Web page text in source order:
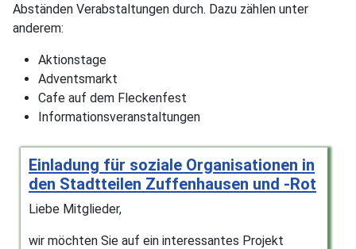
Abständen Verabstaltungen durch. Dazu zählen unter
anderem:
Aktionstage
Adventsmarkt
Cafe auf dem Fleckenfest
Informationsveranstaltungen
Einladung für soziale Organisationen in
den Stadtteilen Zuffenhausen und -Rot
Liebe Mitglieder,
wir möchten Sie auf ein interessantes Projekt